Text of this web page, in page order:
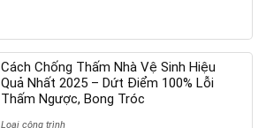
Cách Chống Thấm Nhà Vệ Sinh Hiệu
Quả Nhất 2025 – Dứt Điểm 100% Lỗi
Thấm Ngược, Bong Tróc
Loại công trình